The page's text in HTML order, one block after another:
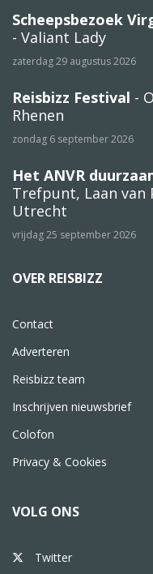
Scheepsbezoek
- Valiant Lady
zaterdag 29 augustus 2026
Reisbizz Festival -
Rhenen
zondag 6 september 2026
Het ANVR
Trefpunt, Laan van
Utrecht
vrijdag 25 september 2026
OVER REISBIZZ
Contact
Adverteren
Reisbizz team
Inschrijven nieuwsbrief
Colofon
Privacy & Cookies
VOLG ONS
Twitter